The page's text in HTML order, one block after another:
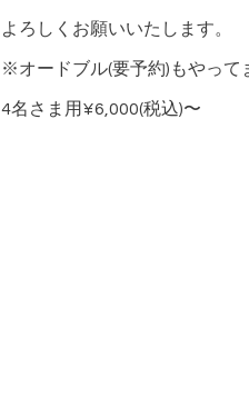
よろしくお願いいたします。
※オードブル(要予約)もやって
4名さま用¥6,000(税込)〜